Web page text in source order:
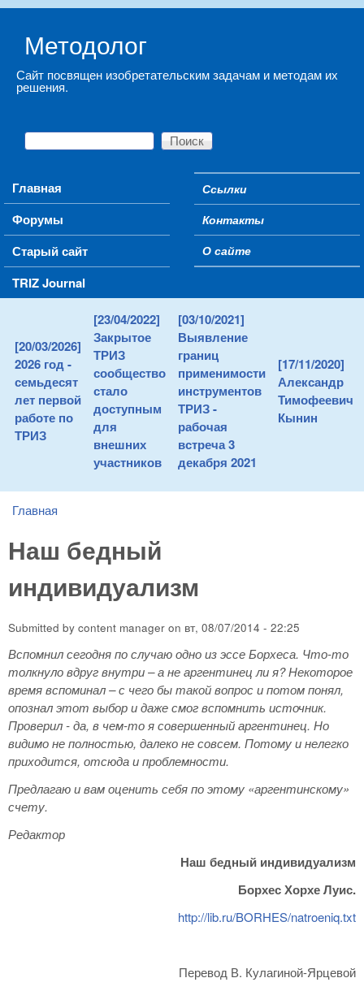
Методолог
Сайт посвящен изобретательским задачам и методам их
решения.
Форма поиска
Поиск
Main menu
Главная
Форумы
Старый сайт
TRIZ Journal
Secondary menu
Ссылки
Контакты
О сайте
[20/03/2026]
2026 год -
семьдесят
лет первой
работе по
ТРИЗ
[23/04/2022]
Закрытое
ТРИЗ
сообщество
стало
доступным
для
внешних
участников
[03/10/2021]
Выявление
границ
применимости
инструментов
ТРИЗ -
рабочая
встреча 3
декабря 2021
[17/11/2020]
Александр
Тимофеевич
Кынин
You are here
Главная
Наш бедный
индивидуализм
Submitted by content manager on вт, 08/07/2014 - 22:25
Вспомнил сегодня по случаю одно из эссе Борхеса. Что-то
толкнуло вдруг внутри – а не аргентинец ли я? Некоторое
время вспоминал – с чего бы такой вопрос и потом понял,
опознал этот выбор и даже смог вспомнить источник.
Проверил - да, в чем-то я совершенный аргентинец. Но
видимо не полностью, далеко не совсем. Потому и нелегко
приходится, отсюда и проблемности.
Предлагаю и вам оценить себя по этому «аргентинскому»
счету.
Редактор
Наш бедный индивидуализм
Борхес Хорхе Луис.
http://lib.ru/BORHES/natroeniq.txt
Перевод В. Кулагиной-Ярцевой